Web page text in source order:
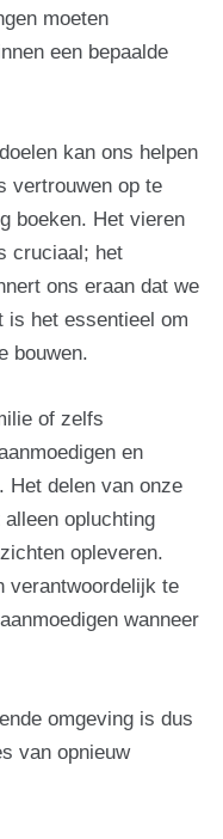
moeten
een bepaalde
kan ons helpen
vertrouwen op te
boeken. Het vieren
cruciaal; het
ons eraan dat we
is het essentieel om
bouwen.
of zelfs
en
Het delen van onze
opluchting
opleveren.
verantwoordelijk te
wanneer
omgeving is dus
van opnieuw